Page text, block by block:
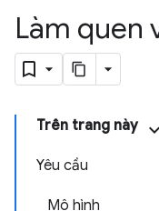
Làm quen
Trên trang này
Yêu cầu
Mô hình